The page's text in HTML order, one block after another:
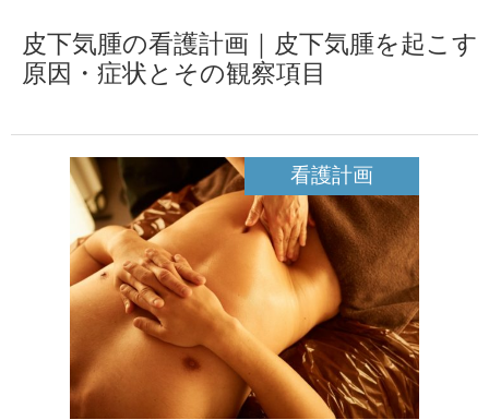
皮下気腫の看護計画｜皮下気腫を起こす
原因・症状とその観察項目
看護計画